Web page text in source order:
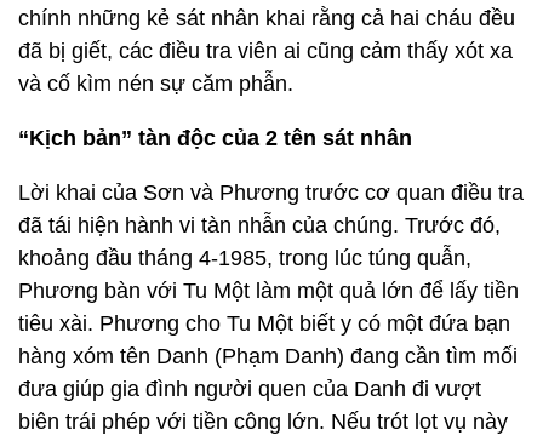
chính những kẻ sát nhân khai rằng cả hai cháu đều
đã bị giết, các điều tra viên ai cũng cảm thấy xót xa
và cố kìm nén sự căm phẫn.
“Kịch bản” tàn độc của 2 tên sát nhân
Lời khai của Sơn và Phương trước cơ quan điều tra
đã tái hiện hành vi tàn nhẫn của chúng. Trước đó,
khoảng đầu tháng 4-1985, trong lúc túng quẫn,
Phương bàn với Tu Một làm một quả lớn để lấy tiền
tiêu xài. Phương cho Tu Một biết y có một đứa bạn
hàng xóm tên Danh (Phạm Danh) đang cần tìm mối
đưa giúp gia đình người quen của Danh đi vượt
biên trái phép với tiền công lớn. Nếu trót lọt vụ này